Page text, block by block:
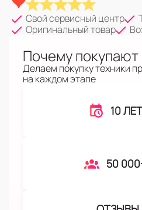
Свой сервисный центр
Оригинальный товар
Почему покупают
Делаем покупку техники
на каждом этапе
10 ЛЕТ
50